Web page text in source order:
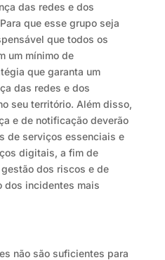
das redes e dos
que esse grupo seja
que todos os
um mínimo de
que garanta um
das redes e dos
seu território. Além disso,
e de notificação deverão
de serviços essenciais e
digitais, a fim de
dos riscos e de
dos incidentes mais
não são suficientes para